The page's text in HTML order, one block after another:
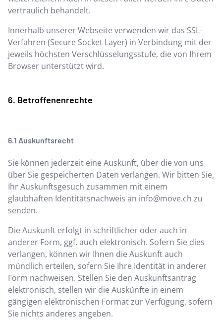
vertraulich behandelt.
Innerhalb unserer Webseite verwenden wir das SSL-
Verfahren (Secure Socket Layer) in Verbindung mit der
jeweils höchsten Verschlüsselungsstufe, die von Ihrem
Browser unterstützt wird.
Betroffenenrechte
Auskunftsrecht
Sie können jederzeit eine Auskunft, über die von uns
über Sie gespeicherten Daten verlangen. Wir bitten Sie,
Ihr Auskunftsgesuch zusammen mit einem
glaubhaften Identitätsnachweis an info@move.ch zu
senden.
Die Auskunft erfolgt in schriftlicher oder auch in
anderer Form, ggf. auch elektronisch. Sofern Sie dies
verlangen, können wir Ihnen die Auskunft auch
mündlich erteilen, sofern Sie Ihre Identität in anderer
Form nachweisen. Stellen Sie den Auskunftsantrag
elektronisch, stellen wir die Auskünfte in einem
gängigen elektronischen Format zur Verfügung, sofern
Sie nichts anderes angeben.